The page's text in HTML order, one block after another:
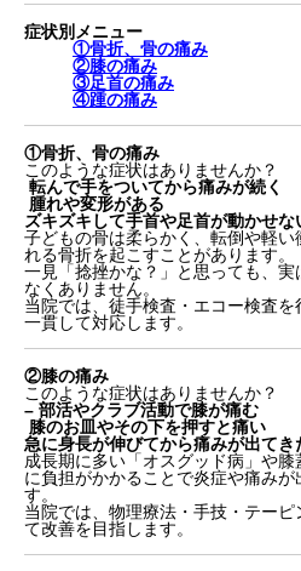
症状別メニュー
①骨折、骨の痛み
②膝の痛み
③足首の痛み
④踵の痛み
①骨折、骨の痛み
このような症状はありませんか？
転んで手をついてから痛みが続く
腫れや変形がある
ズキズキして手首や足首が動かせな
子どもの骨は柔らかく、転倒や軽
れる骨折を起こすことがあります。
一見「捻挫かな？」と思っても、
なくありません。
当院では、徒手検査・エコー検査
一貫して対応します。
②膝の痛み
このような症状はありませんか？
– 部活やクラブ活動で膝が痛む
膝のお皿やその下を押すと痛い
急に身長が伸びてから痛みが出てき
成長期に多い「オスグッド病」や
に負担がかかることで炎症や痛み
す。
当院では、物理療法・手技・テー
て改善を目指します。